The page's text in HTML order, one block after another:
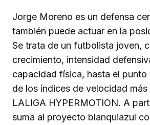
Jorge Moreno es un defensa
también puede actuar en la
Se trata de un futbolista joven,
crecimiento, intensidad
capacidad física, hasta el punto
de los índices de velocidad
LALIGA HYPERMOTION. A
suma al proyecto blanquiazul